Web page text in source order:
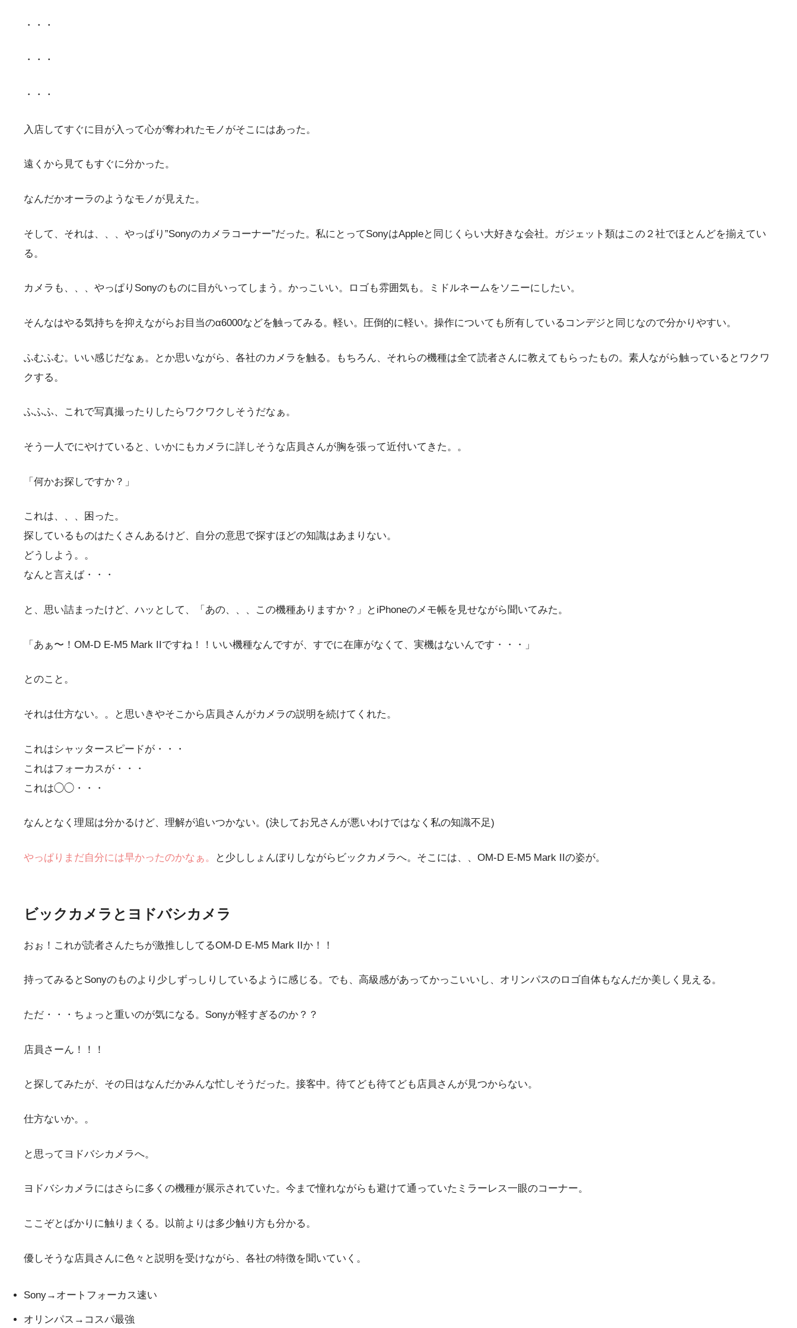
・・・
・・・
・・・
入店してすぐに目が入って心が奪われたモノがそこにはあった。
遠くから見てもすぐに分かった。
なんだかオーラのようなモノが見えた。
そして、それは、、、やっぱり”Sonyのカメラコーナー”だった。私にとってSonyはAppleと同じくらい大好きな会社。ガジェット類はこの２社でほとんどを揃えてい
る。
カメラも、、、やっぱりSonyのものに目がいってしまう。かっこいい。ロゴも雰囲気も。ミドルネームをソニーにしたい。
そんなはやる気持ちを抑えながらお目当のα6000などを触ってみる。軽い。圧倒的に軽い。操作についても所有しているコンデジと同じなので分かりやすい。
ふむふむ。いい感じだなぁ。とか思いながら、各社のカメラを触る。もちろん、それらの機種は全て読者さんに教えてもらったもの。素人ながら触っているとワクワ
クする。
ふふふ、これで写真撮ったりしたらワクワクしそうだなぁ。
そう一人でにやけていると、いかにもカメラに詳しそうな店員さんが胸を張って近付いてきた。。
「何かお探しですか？」
これは、、、困った。
探しているものはたくさんあるけど、自分の意思で探すほどの知識はあまりない。
どうしよう。。
なんと言えば・・・
と、思い詰まったけど、ハッとして、「あの、、、この機種ありますか？」とiPhoneのメモ帳を見せながら聞いてみた。
「あぁ〜！OM-D E-M5 Mark IIですね！！いい機種なんですが、すでに在庫がなくて、実機はないんです・・・」
とのこと。
それは仕方ない。。と思いきやそこから店員さんがカメラの説明を続けてくれた。
これはシャッタースピードが・・・
これはフォーカスが・・・
これは◯◯・・・
なんとなく理屈は分かるけど、理解が追いつかない。(決してお兄さんが悪いわけではなく私の知識不足)
やっぱりまだ自分には早かったのかなぁ。 と少ししょんぼりしながらビックカメラへ。そこには、、OM-D E-M5 Mark IIの姿が。
ビックカメラとヨドバシカメラ
おぉ！これが読者さんたちが激推ししてるOM-D E-M5 Mark IIか！！
持ってみるとSonyのものより少しずっしりしているように感じる。でも、高級感があってかっこいいし、オリンパスのロゴ自体もなんだか美しく見える。
ただ・・・ちょっと重いのが気になる。Sonyが軽すぎるのか？？
店員さーん！！！
と探してみたが、その日はなんだかみんな忙しそうだった。接客中。待てども待てども店員さんが見つからない。
仕方ないか。。
と思ってヨドバシカメラへ。
ヨドバシカメラにはさらに多くの機種が展示されていた。今まで憧れながらも避けて通っていたミラーレス一眼のコーナー。
ここぞとばかりに触りまくる。以前よりは多少触り方も分かる。
優しそうな店員さんに色々と説明を受けながら、各社の特徴を聞いていく。
Sony→オートフォーカス速い
オリンパス→コスパ最強